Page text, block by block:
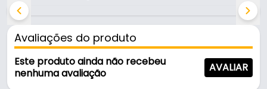
diário.
Características:
- Marca: Metalartes
- Material: Metal
Avaliações do produto
Este produto ainda não recebeu
nenhuma avaliação
AVALIAR